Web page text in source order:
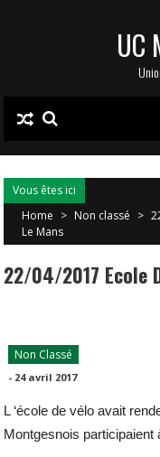
UC
Vous êtes ici
Home > Non classé >
Le Mans
22/04/2017 Ecole
Non Classé
- 24 avril 2017
L ‘école de vélo avait
Montgesnois participaient